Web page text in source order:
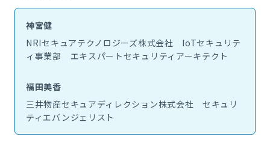
神宮健
NRIセキュアテクノロジーズ株式会社 IoTセキュリテ
ィ事業部 エキスパートセキュリティアーキテクト
福田美香
三井物産セキュアディレクション株式会社 セキュリ
ティエバンジェリスト